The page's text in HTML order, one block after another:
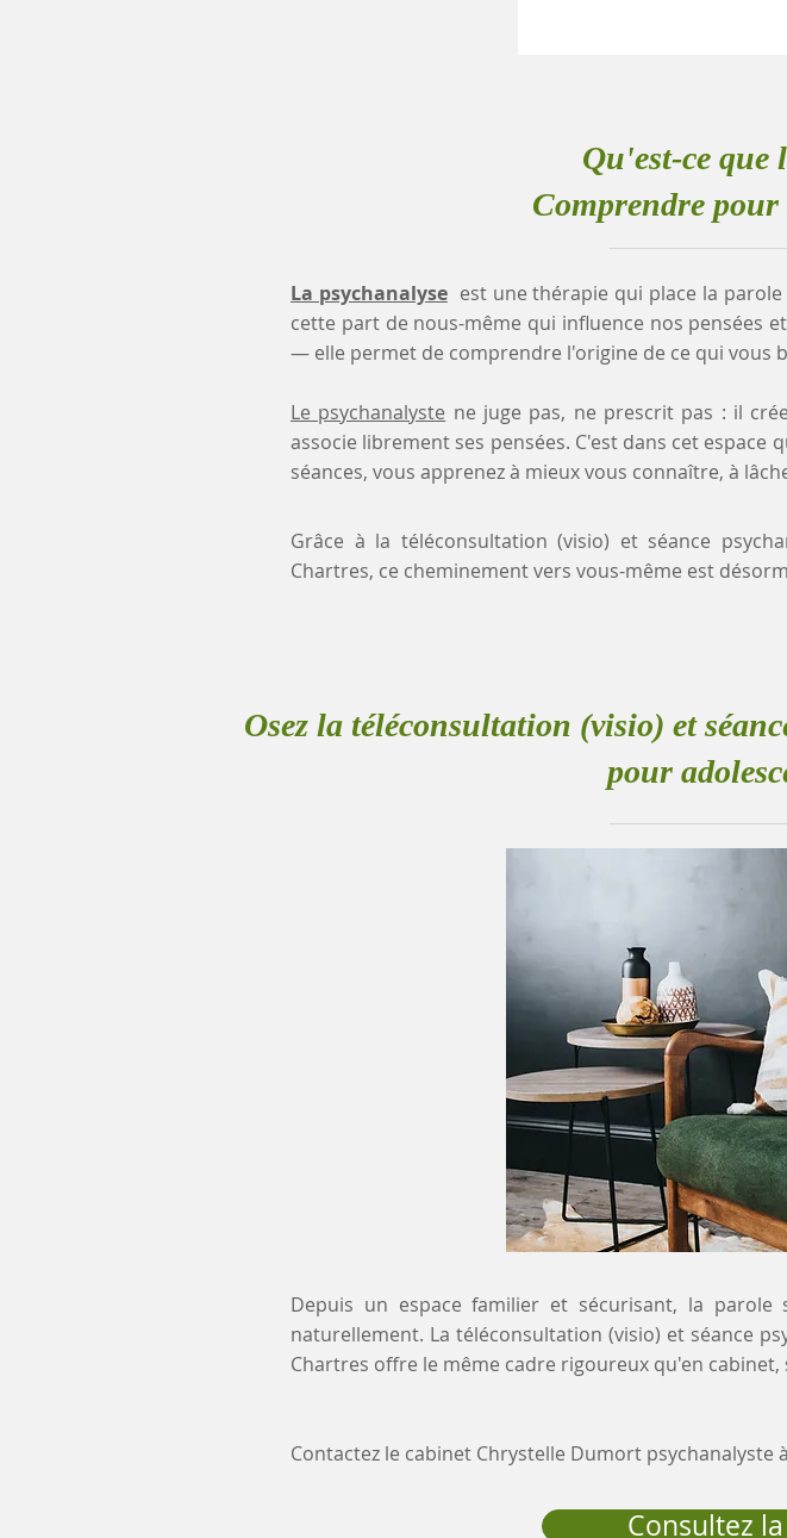
Qu'est-ce que
Comprendre
La psychanalyse est une thérapie qui place la
cette part de nous-même qui influence nos pensées
— elle permet de comprendre l'origine de ce qui vous
Le psychanalyste ne juge pas, ne prescrit pas : il
associe librement ses pensées. C'est dans cet espace
séances, vous apprenez à mieux vous connaître, à
Grâce à la téléconsultation (visio) et séance
Chartres, ce cheminement vers vous-même est
Osez la téléconsultation (visio) et
pour
Depuis un espace familier et sécurisant, la
naturellement. La téléconsultation (visio) et séance
Chartres offre le même cadre rigoureux qu'en
Contactez le cabinet Chrystelle Dumort
Consultez